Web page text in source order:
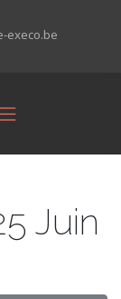
execo.be
Juin